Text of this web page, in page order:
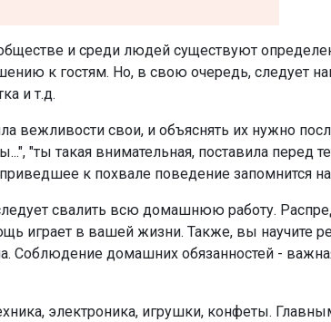
обществе и среди людей существуют
к гостям. Но, в свою очередь, следует
и т.д.
вежливости свои, и объяснять их нужно
"ты такая внимательная, поставила перед
к похвале поведение запомнится
свалить всю домашнюю работу.
играет в вашей жизни. Также, вы научите
Соблюдение домашних обязанностей -
электроника, игрушки, конфеты.